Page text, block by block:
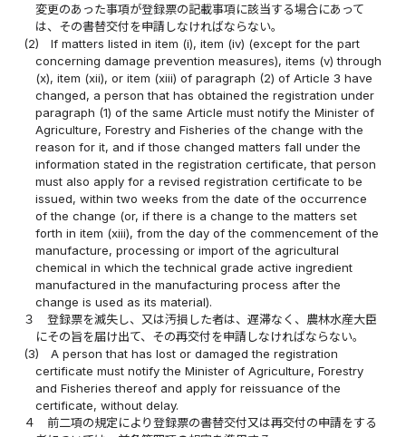
変更のあった事項が登録票の記載事項に該当する場合にあって
は、その書替交付を申請しなければならない。
(2)
If matters listed in item (i), item (iv) (except for the part
concerning damage prevention measures), items (v) through
(x), item (xii), or item (xiii) of paragraph (2) of Article 3 have
changed, a person that has obtained the registration under
paragraph (1) of the same Article must notify the Minister of
Agriculture, Forestry and Fisheries of the change with the
reason for it, and if those changed matters fall under the
information stated in the registration certificate, that person
must also apply for a revised registration certificate to be
issued, within two weeks from the date of the occurrence
of the change (or, if there is a change to the matters set
forth in item (xiii), from the day of the commencement of the
manufacture, processing or import of the agricultural
chemical in which the technical grade active ingredient
manufactured in the manufacturing process after the
change is used as its material).
３
登録票を滅失し、又は汚損した者は、遅滞なく、農林水産大臣
にその旨を届け出て、その再交付を申請しなければならない。
(3)
A person that has lost or damaged the registration
certificate must notify the Minister of Agriculture, Forestry
and Fisheries thereof and apply for reissuance of the
certificate, without delay.
４
前二項の規定により登録票の書替交付又は再交付の申請をする